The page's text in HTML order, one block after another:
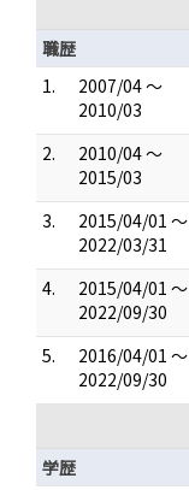
職歴
1.
2007/04 ～
2010/03
2.
2010/04 ～
2015/03
3.
2015/04/01 ～
2022/03/31
4.
2015/04/01 ～
2022/09/30
5.
2016/04/01 ～
2022/09/30
学歴